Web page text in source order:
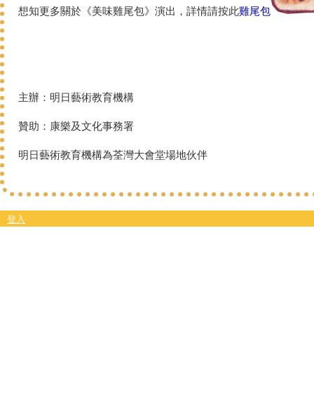
想知更多關於《美味雞尾包》演出 ， 詳情請按此雞尾包
主辦：明日藝術教育機構
贊助：康樂及文化事務署
明日藝術教育機構為荃灣大會堂場地伙伴
登入